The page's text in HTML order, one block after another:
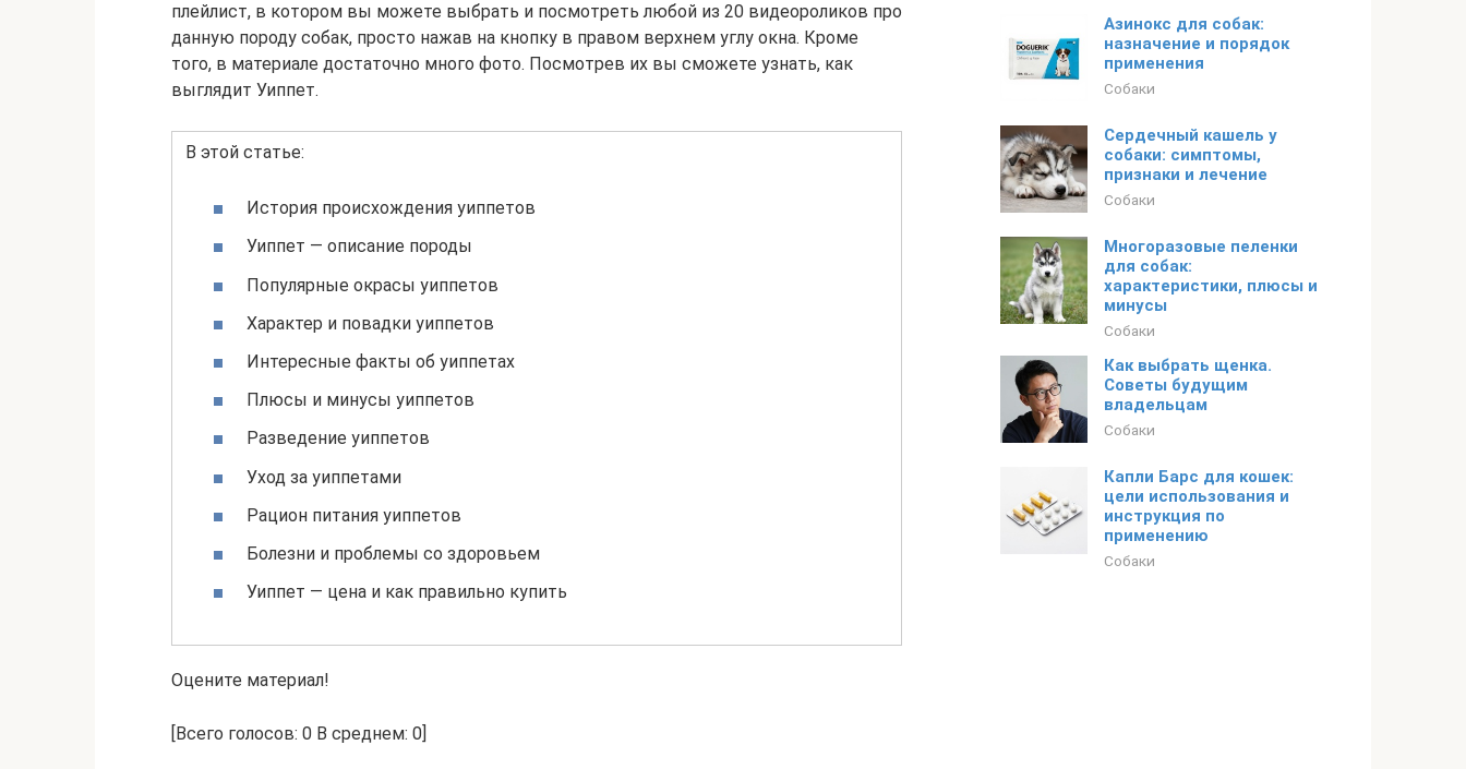
плейлист, в котором вы можете выбрать и посмотреть любой из 20 видеороликов про
данную породу собак, просто нажав на кнопку в правом верхнем углу окна. Кроме
того, в материале достаточно много фото. Посмотрев их вы сможете узнать, как
выглядит Уиппет.
В этой статье:
История происхождения уиппетов
Уиппет — описание породы
Популярные окрасы уиппетов
Характер и повадки уиппетов
Интересные факты об уиппетах
Плюсы и минусы уиппетов
Разведение уиппетов
Уход за уиппетами
Рацион питания уиппетов
Болезни и проблемы со здоровьем
Уиппет — цена и как правильно купить
Оцените материал!
[Всего голосов: 0 В среднем: 0]
Азинокс для собак:
назначение и порядок
применения
Собаки
Сердечный кашель у
собаки: симптомы,
признаки и лечение
Собаки
Многоразовые пеленки
для собак:
характеристики, плюсы и
минусы
Собаки
Как выбрать щенка.
Советы будущим
владельцам
Собаки
Капли Барс для кошек:
цели использования и
инструкция по
применению
Собаки